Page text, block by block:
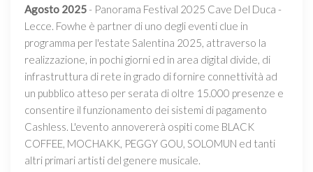
Agosto 2025- Panorama Festival 2025 Cave Del Duca -
Lecce. Fowhe è partner di uno degli eventi clue in
programma per l'estate Salentina 2025, attraverso la
realizzazione, in pochi giorni ed in area digital divide, di
infrastruttura di rete in grado di fornire connettività ad
un pubblico atteso per serata di oltre 15.000 presenze e
consentire il funzionamento dei sistemi di pagamento
Cashless. L'evento annovererà ospiti come BLACK
COFFEE, MOCHAKK, PEGGY GOU, SOLOMUN ed tanti
altri primari artisti del genere musicale.